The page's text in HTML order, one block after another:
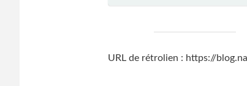
URL de rétrolien : https://